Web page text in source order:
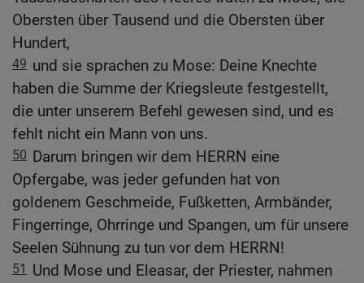
Obersten über Tausend und die Obersten über
Hundert,
49 und sie sprachen zu Mose: Deine Knechte
haben die Summe der Kriegsleute festgestellt,
die unter unserem Befehl gewesen sind, und es
fehlt nicht ein Mann von uns.
50 Darum bringen wir dem HERRN eine
Opfergabe, was jeder gefunden hat von
goldenem Geschmeide, Fußketten, Armbänder,
Fingerringe, Ohrringe und Spangen, um für unsere
Seelen Sühnung zu tun vor dem HERRN!
51
Und Mose und Eleasar, der Priester, nahmen